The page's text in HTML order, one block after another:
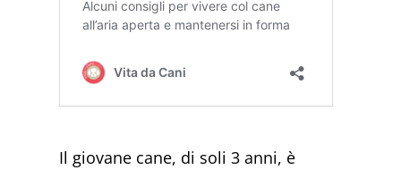
Il giovane cane, di soli 3 anni, è